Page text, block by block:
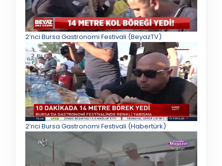
2’nci Bursa Gastronomi Festivali (BeyazTV)
2’nci Bursa Gastronomi Festivali (Habertürk)